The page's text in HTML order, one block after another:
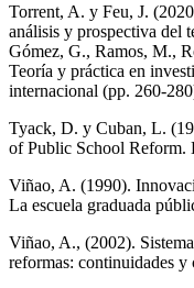
Torrent, A. y Feu, J.
análisis y prospectiva del
Gómez, G., Ramos, M.,
Teoría y práctica en
internacional (pp. 260-
Tyack, D. y Cuban, L.
of Public School Reform.
Viñao, A. (1990).
La escuela graduada
Viñao, A., (2002).
reformas: continuidades y